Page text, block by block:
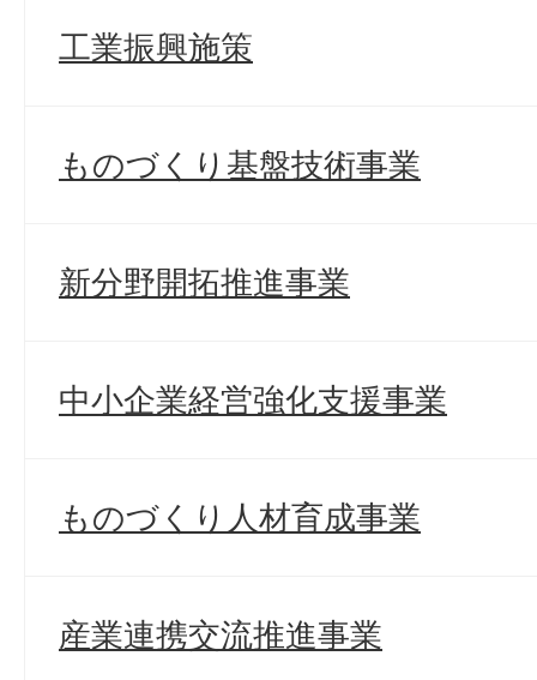
工業振興施策
ものづくり基盤技術事業
新分野開拓推進事業
中小企業経営強化支援事業
ものづくり人材育成事業
産業連携交流推進事業